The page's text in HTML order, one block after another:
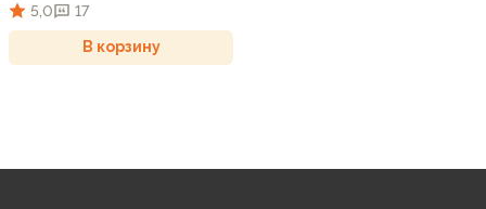
5,0
17
В корзину